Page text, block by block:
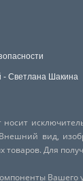
- Светлана Шакина
вид,
товаров. Для
Вашего